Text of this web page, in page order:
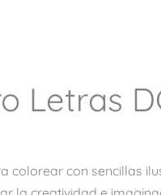
Letras
colorear con sencillas